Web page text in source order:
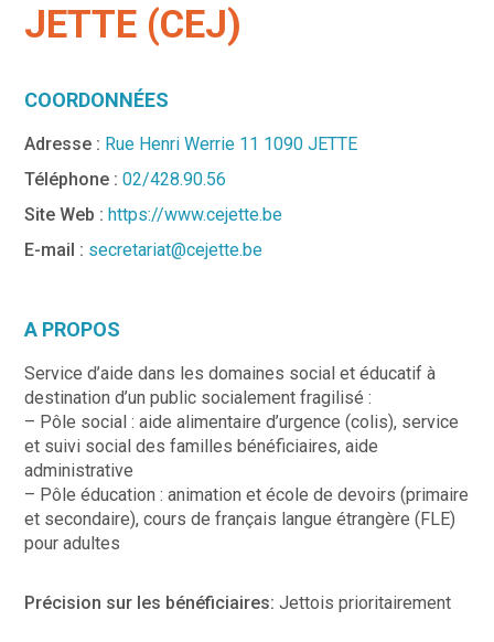
JETTE (CEJ)
COORDONNÉES
Adresse : Rue Henri Werrie 11 1090 JETTE
Téléphone :02/428.90.56
Site Web : https://www.cejette.be
E-mail : secretariat@cejette.be
A PROPOS
Service d’aide dans les domaines social et éducatif à
destination d’un public socialement fragilisé :
– Pôle social : aide alimentaire d’urgence (colis), service
et suivi social des familles bénéficiaires, aide
administrative
– Pôle éducation : animation et école de devoirs (primaire
et secondaire), cours de français langue étrangère (FLE)
pour adultes
Précision sur les bénéficiaires:Jettois prioritairement